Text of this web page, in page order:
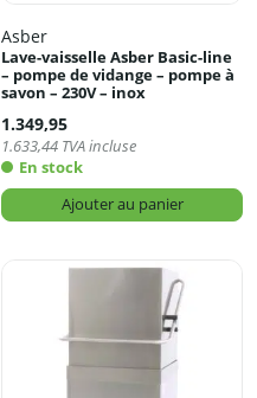
Asber
Lave-vaisselle Asber Basic-line
– pompe de vidange – pompe à
savon – 230V – inox
1.349,95
1.633,44 TVA incluse
En stock
Ajouter au panier